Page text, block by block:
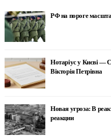
РФ на пороге
Нотаріус у Києві —
Вікторія Петрівна
Новая угроза: В
реакции